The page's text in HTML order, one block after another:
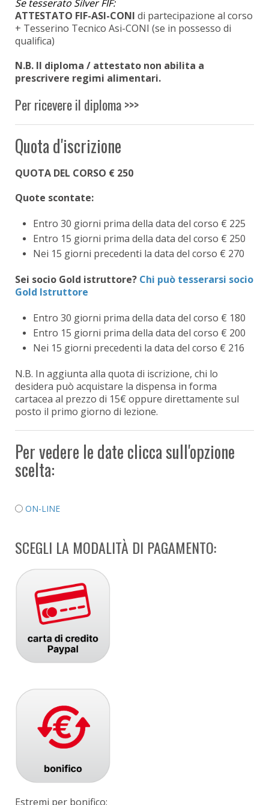
Se tesserato Silver FIF:
ATTESTATO FIF-ASI-CONI di partecipazione al corso
+ Tesserino Tecnico Asi-CONI (se in possesso di
qualifica)
N.B. Il diploma / attestato non abilita a
prescrivere regimi alimentari.
Per ricevere il diploma >>>
Quota d'iscrizione
QUOTA DEL CORSO € 250
Quote scontate:
Entro 30 giorni prima della data del corso € 225
Entro 15 giorni prima della data del corso € 250
Nei 15 giorni precedenti la data del corso € 270
Sei socio Gold istruttore? Chi può tesserarsi socio
Gold Istruttore
Entro 30 giorni prima della data del corso € 180
Entro 15 giorni prima della data del corso € 200
Nei 15 giorni precedenti la data del corso € 216
N.B. In aggiunta alla quota di iscrizione, chi lo
desidera può acquistare la dispensa in forma
cartacea al prezzo di 15€ oppure direttamente sul
posto il primo giorno di lezione.
Per vedere le date clicca sull'opzione
scelta:
ON-LINE
SCEGLI LA MODALITÀ DI PAGAMENTO:
Estremi per bonifico: